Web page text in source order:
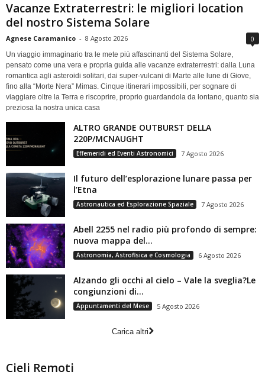
Vacanze Extraterrestri: le migliori location
del nostro Sistema Solare
Agnese Caramanico - 8 Agosto 2026 0
Un viaggio immaginario tra le mete più affascinanti del Sistema Solare,
pensato come una vera e propria guida alle vacanze extraterrestri: dalla Luna
romantica agli asteroidi solitari, dai super-vulcani di Marte alle lune di Giove,
fino alla “Morte Nera” Mimas. Cinque itinerari impossibili, per sognare di
viaggiare oltre la Terra e riscoprire, proprio guardandola da lontano, quanto sia
preziosa la nostra unica casa
ALTRO GRANDE OUTBURST DELLA
220P/MCNAUGHT
Effemeridi ed Eventi Astronomici 7 Agosto 2026
Il futuro dell’esplorazione lunare passa per
l’Etna
Astronautica ed Esplorazione Spaziale 7 Agosto 2026
Abell 2255 nel radio più profondo di sempre:
nuova mappa del...
Astronomia, Astrofisica e Cosmologia 6 Agosto 2026
Alzando gli occhi al cielo – Vale la sveglia?Le
congiunzioni di...
Appuntamenti del Mese 5 Agosto 2026
Carica altri
Cieli Remoti